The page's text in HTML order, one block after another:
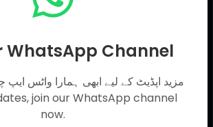
پاورپوائنٹ میں
WhatsApp Channel
مزید اپڈیٹ کے لیے ابھی ہمارا واٹس ایپ
join our WhatsApp channel
now.